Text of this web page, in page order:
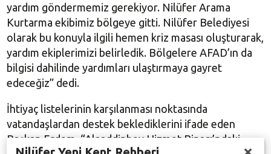
yardım göndermemiz gerekiyor. Nilüfer Arama
Kurtarma ekibimiz bölgeye gitti. Nilüfer Belediyesi
olarak bu konuyla ilgili hemen kriz masası oluşturarak,
yardım ekiplerimizi belirledik. Bölgelere AFAD’ın da
bilgisi dahilinde yardımları ulaştırmaya gayret
edeceğiz” dedi.
İhtiyaç listelerinin karşılanması noktasında
vatandaşlardan destek beklediklerini ifade eden
Başkan Erdem, “Alaaddinbey Hizmet Binası’ndaki